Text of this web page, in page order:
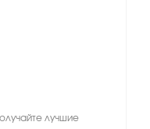
лучшие